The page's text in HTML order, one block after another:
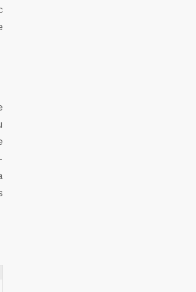
Guilloineau et Marielle Valle